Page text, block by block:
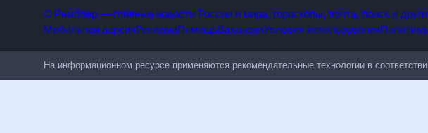
© Рамблер — главные новости России и мира, гороскопы, почта, поиск и
На информационном ресурсе применяются рекомендательные технологии в